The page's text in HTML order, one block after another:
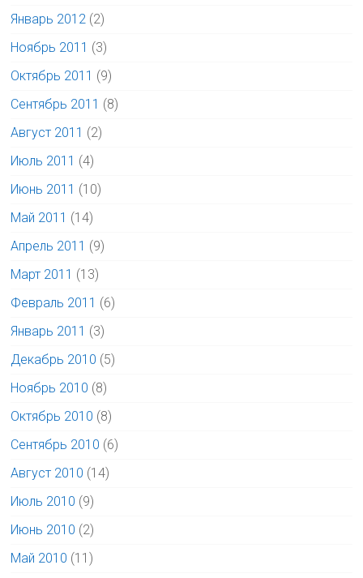
Январь 2012 (2)
Ноябрь 2011 (3)
Октябрь 2011 (9)
Сентябрь 2011 (8)
Август 2011 (2)
Июль 2011 (4)
Июнь 2011 (10)
Май 2011 (14)
Апрель 2011 (9)
Март 2011 (13)
Февраль 2011 (6)
Январь 2011 (3)
Декабрь 2010 (5)
Ноябрь 2010 (8)
Октябрь 2010 (8)
Сентябрь 2010 (6)
Август 2010 (14)
Июль 2010 (9)
Июнь 2010 (2)
Май 2010 (11)